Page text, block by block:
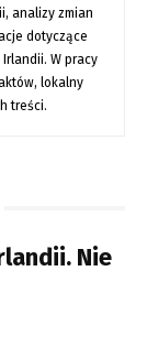
analizy zmian
dotyczące
W pracy
lokalny
treści.
Nie